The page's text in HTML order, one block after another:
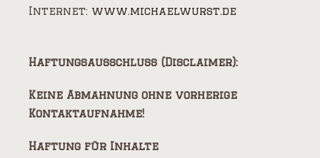
Internet: www.michaelwurst.de
Haftungsausschluss (Disclaimer):
Keine Abmahnung ohne vorherige
Kontaktaufnahme!
Haftung für Inhalte